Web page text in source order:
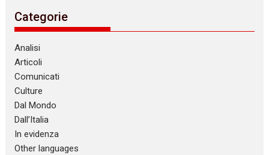
Categorie
Analisi
Articoli
Comunicati
Culture
Dal Mondo
Dall’Italia
In evidenza
Other languages